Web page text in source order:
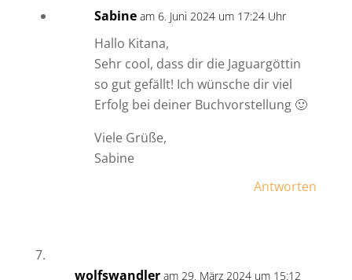
Sabine am 6. Juni 2024 um 17:24 Uhr
Hallo Kitana,
Sehr cool, dass dir die Jaguargöttin
so gut gefällt! Ich wünsche dir viel
Erfolg bei deiner Buchvorstellung 🙂
Viele Grüße,
Sabine
Antworten
wolfswandler am 29. März 2024 um 15:12